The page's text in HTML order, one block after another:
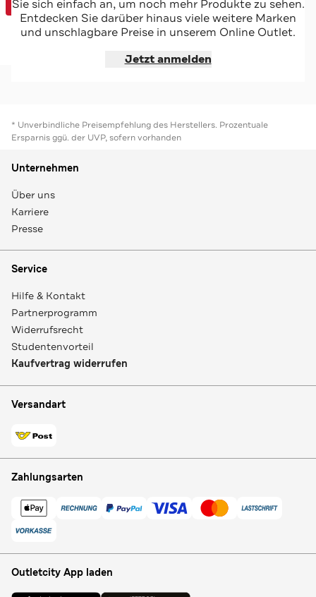
Bademantel gemustert
Special
Jetzt shoppen
Sie sich einfach an, um noch mehr Produkte zu sehen.
Entdecken Sie darüber hinaus viele weitere Marken
und unschlagbare Preise in unserem Online Outlet.
Jetzt anmelden
* Unverbindliche Preisempfehlung des Herstellers. Prozentuale
Ersparnis ggü. der UVP, sofern vorhanden
Unternehmen
Über uns
Karriere
Presse
Service
Hilfe & Kontakt
Partnerprogramm
Widerrufsrecht
Studentenvorteil
Kaufvertrag widerrufen
Versandart
Zahlungsarten
Outletcity App laden